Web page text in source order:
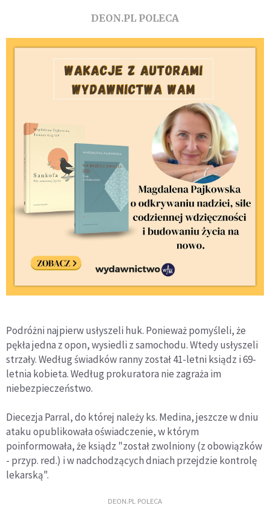
DEON.PL POLECA
Podróżni najpierw usłyszeli huk. Ponieważ pomyśleli, że
pękła jedna z opon, wysiedli z samochodu. Wtedy usłyszeli
strzały. Według świadków ranny został 41-letni ksiądz i 69-
letnia kobieta. Według prokuratora nie zagraża im
niebezpieczeństwo.
Diecezja Parral, do której należy ks. Medina, jeszcze w dniu
ataku opublikowała oświadczenie, w którym
poinformowała, że ​​ksiądz "został zwolniony (z obowiązków
- przyp. red.) i w nadchodzących dniach przejdzie kontrolę
lekarską".
DEON.PL POLECA